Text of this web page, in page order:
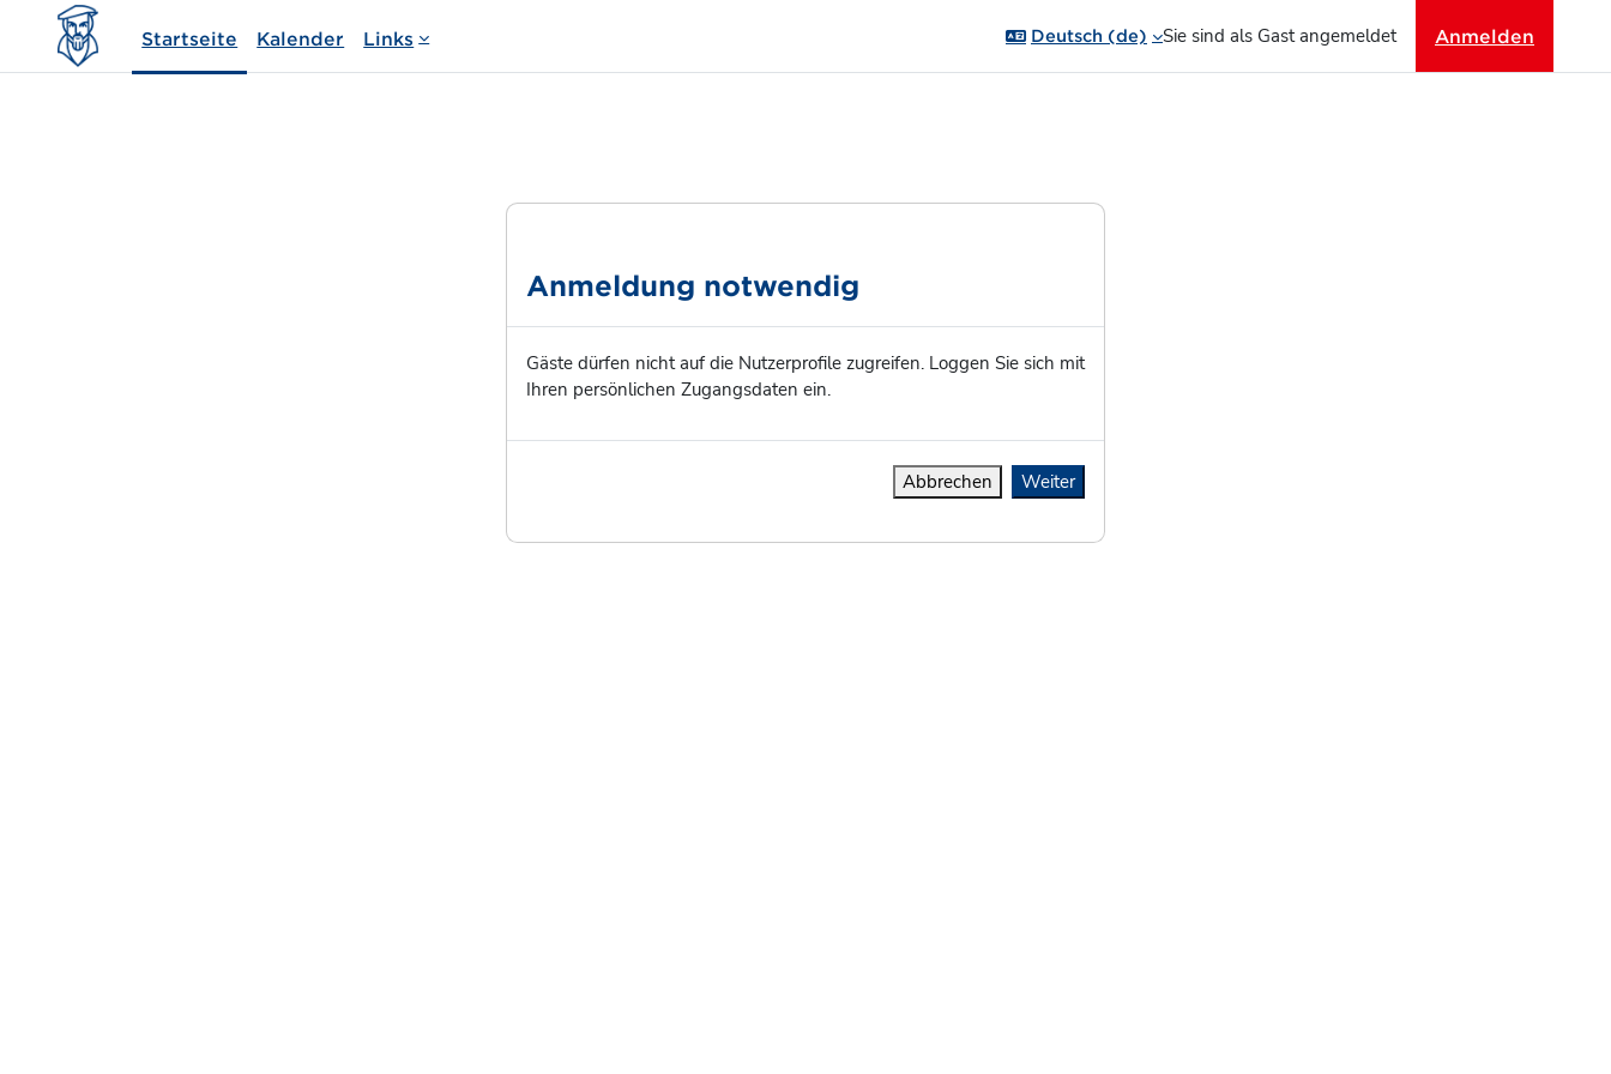
Zum Hauptinhalt
Startseite Kalender Links Deutsch ‎(de)‎ Sie sind als Gast angemeldet Anmelden
Anmeldung notwendig
Gäste dürfen nicht auf die Nutzerprofile zugreifen. Loggen Sie sich mit
Ihren persönlichen Zugangsdaten ein.
Abbrechen Weiter